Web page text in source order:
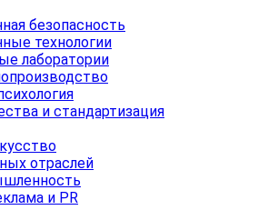
безопасность
технологии
лаборатории
и стандартизация
отраслей
и PR